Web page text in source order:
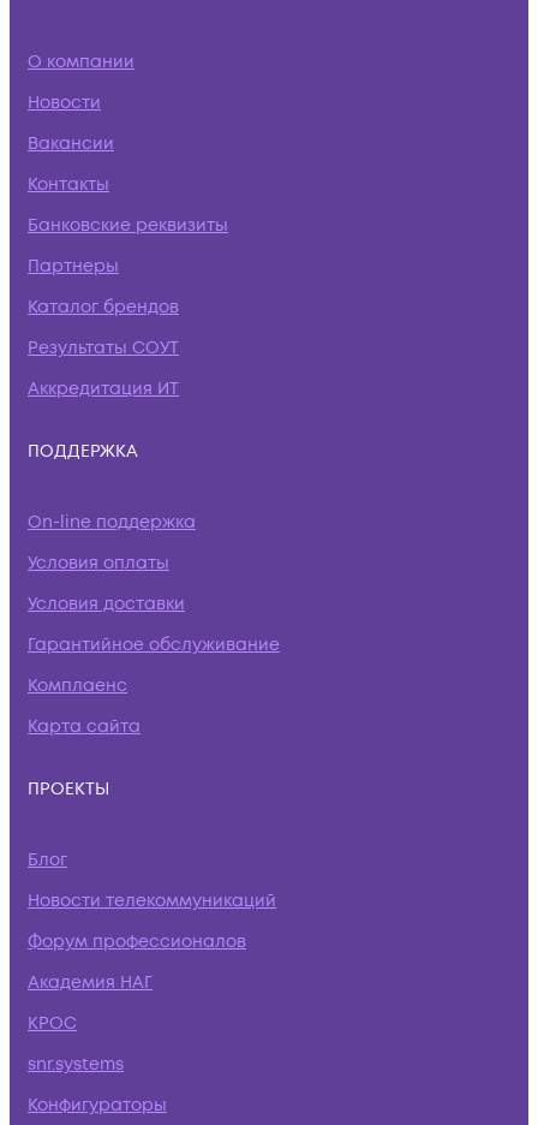
О компании
Новости
Вакансии
Контакты
Банковские реквизиты
Партнеры
Каталог брендов
Результаты СОУТ
Аккредитация ИТ
ПОДДЕРЖКА
On-line поддержка
Условия оплаты
Условия доставки
Гарантийное обслуживание
Комплаенс
Карта сайта
ПРОЕКТЫ
Блог
Новости телекоммуникаций
Форум профессионалов
Академия НАГ
КРОС
snr.systems
Конфигураторы